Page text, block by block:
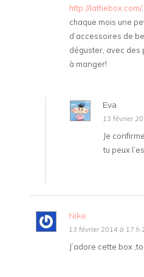
http://lathebox.com/
chaque mois une
d’accessoires de
déguster, avec des
à manger!
Eva
13 février
Je
tu peux
Nike
13 février 2014 à 17 h
J’adore cette box